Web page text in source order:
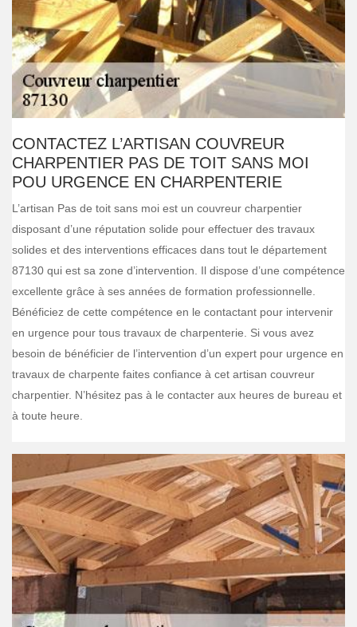
CONTACTEZ L’ARTISAN COUVREUR
CHARPENTIER PAS DE TOIT SANS MOI
POU URGENCE EN CHARPENTERIE
L’artisan Pas de toit sans moi est un couvreur charpentier
disposant d’une réputation solide pour effectuer des travaux
solides et des interventions efficaces dans tout le département
87130 qui est sa zone d’intervention. Il dispose d’une compétence
excellente grâce à ses années de formation professionnelle.
Bénéficiez de cette compétence en le contactant pour intervenir
en urgence pour tous travaux de charpenterie. Si vous avez
besoin de bénéficier de l’intervention d’un expert pour urgence en
travaux de charpente faites confiance à cet artisan couvreur
charpentier. N’hésitez pas à le contacter aux heures de bureau et
à toute heure.